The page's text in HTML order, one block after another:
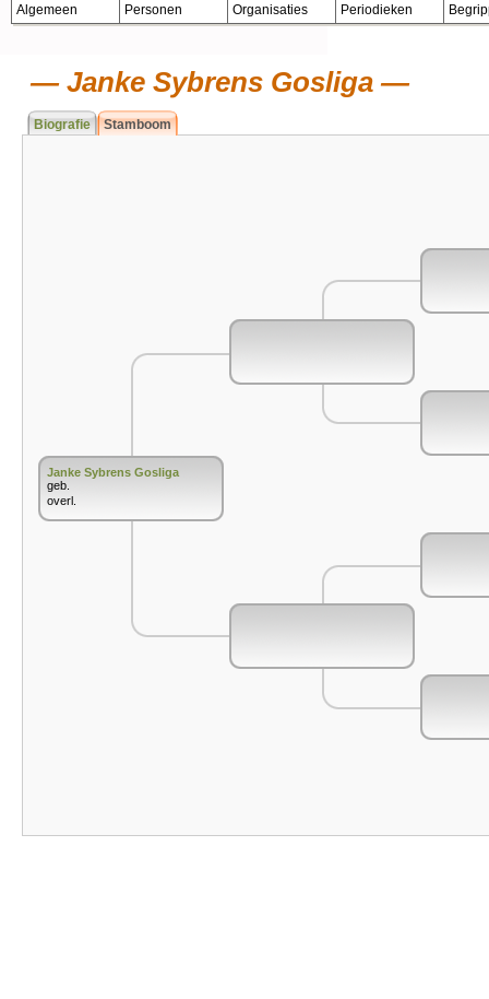
Algemeen Personen Organisaties Periodieken
Janke Sybrens Gosliga
Biografie Stamboom
Janke Sybrens Gosliga
geb.
overl.